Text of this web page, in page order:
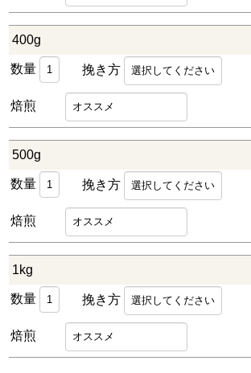
400g
数量 挽き方
焙煎
500g
数量 挽き方
焙煎
1kg
数量 挽き方
焙煎